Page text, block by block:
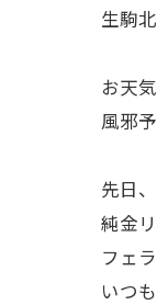
生駒
お天
風邪
先日
純金
フェ
いつ